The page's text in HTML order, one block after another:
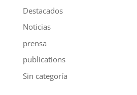
Destacados
Noticias
prensa
publications
Sin categoría